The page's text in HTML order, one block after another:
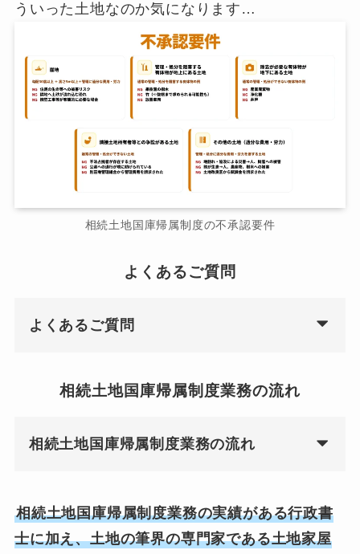
ういった土地なのか気になります…
相続土地国庫帰属制度の不承認要件
よくあるご質問
よくあるご質問
相続土地国庫帰属制度業務の流れ
相続土地国庫帰属制度業務の流れ
相続土地国庫帰属制度業務の実績がある行政書
士に加え、土地の筆界の専門家である土地家屋